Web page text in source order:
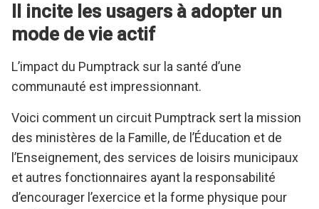
Il incite les usagers à adopter un
mode de vie actif
L’impact du Pumptrack sur la santé d’une
communauté est impressionnant.
Voici comment un circuit Pumptrack sert la mission
des ministères de la Famille, de l’Éducation et de
l’Enseignement, des services de loisirs municipaux
et autres fonctionnaires ayant la responsabilité
d’encourager l’exercice et la forme physique pour